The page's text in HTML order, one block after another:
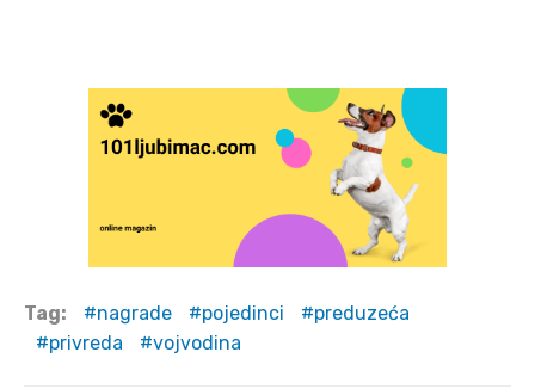
Tag: nagrade pojedinci
preduzeća
privreda
vojvodina